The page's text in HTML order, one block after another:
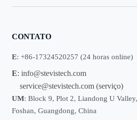
CONTATO
E: +86-17324520257 (24 horas online)
E: info@stevistech.com
service@stevistech.com (serviço)
UM: Block 9, Plot 2, Liandong U
Foshan, Guangdong, China